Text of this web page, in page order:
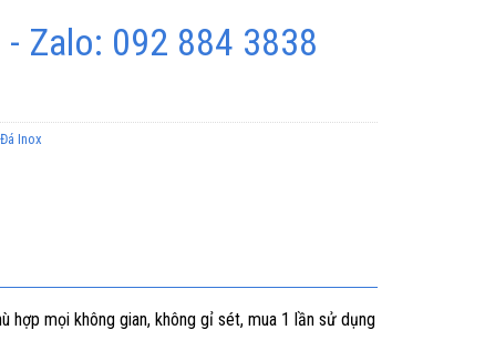
- Zalo: 092 884 3838
Inox
hợp mọi không gian, không gỉ sét, mua 1 lần sử dụng